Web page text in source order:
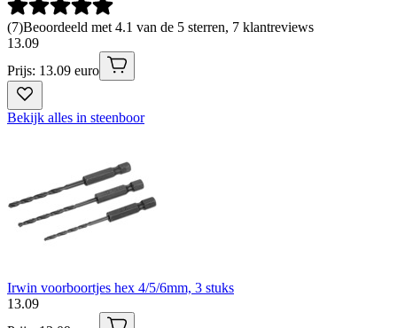
(7)Beoordeeld met 4.1 van de 5 sterren, 7 klantreviews
13.09
Prijs: 13.09 euro
Bekijk alles in steenboor
Irwin voorboortjes hex 4/5/6mm, 3 stuks
13.09